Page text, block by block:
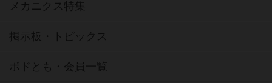
メカニクス特集
掲示板・トピックス
ボドとも・会員一覧